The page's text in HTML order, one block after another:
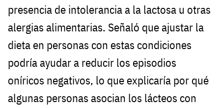
presencia de intolerancia a la lactosa u otras
alergias alimentarias. Señaló que ajustar la
dieta en personas con estas condiciones
podría ayudar a reducir los episodios
oníricos negativos, lo que explicaría por qué
algunas personas asocian los lácteos con